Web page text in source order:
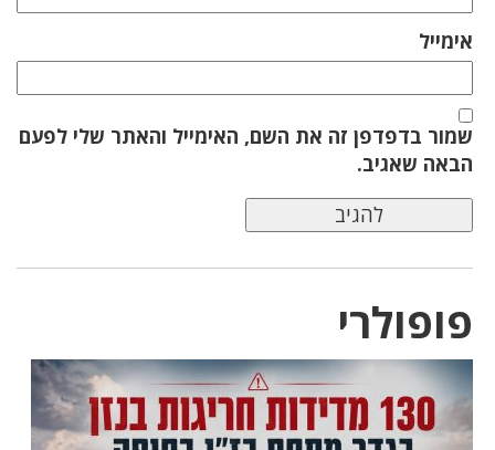
אימייל
שמור בדפדפן זה את השם, האימייל והאתר שלי לפעם
הבאה שאגיב.
פופולרי